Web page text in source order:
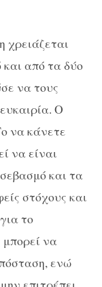
χρειάζεται
από τα δύο
να τους
Ο
να κάνετε
να είναι
και τα
στόχους και
το
να
ενώ